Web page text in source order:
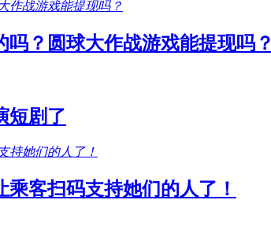
吗？圆球大作战游戏能提现吗？
短剧了
客扫码支持她们的人了！